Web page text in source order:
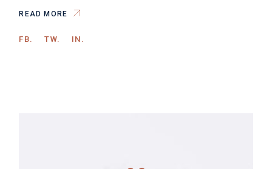
READ MORE
FB. TW. IN.